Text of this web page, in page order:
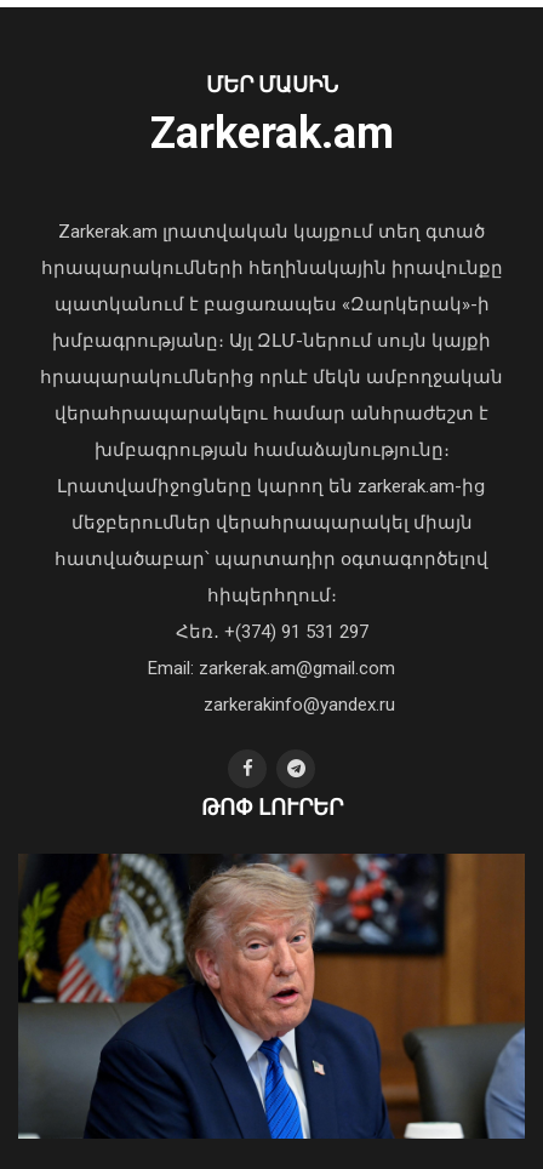
07 Օգոստոս, 2026 21:05
Փրկարարները հայտանաբերել են
մոլորված զբոսաշրջիկներին
07 Օգոստոս, 2026 21:03
Երթևեկության կազմակերպման
փոփոխություն՝ Երևանի Սայաթ-
Նովայի պողոտայում
07 Օգոստոս, 2026 20:32
«Պարտվեցինք դաժան հիվանդության
04 Օգոստոս, 2026 19:12
Վարչապետ Փաշինյանն այցելել է
«ԷԼԵՎԵՅԹ ԷՅԱՅ» արհեստական
բանականության գործարան
Ի՞նչ ուղերձ էր ոտքի չկանգնելը.
Աղաջանյանը` ընդդիմությանը
ՄԵՐ ՄԱՍԻՆ
Zarkerak.am
Zarkerak.am լրատվական կայքում տեղ գտած
հրապարակումների հեղինակային իրավունքը
պատկանում է բացառապես «Զարկերակ»-ի
խմբագրությանը։ Այլ ԶԼՄ-ներում սույն կայքի
հրապարակումներից որևէ մեկն ամբողջական
վերահրապարակելու համար անհրաժեշտ է
խմբագրության համաձայնությունը։
Լրատվամիջոցները կարող են zarkerak.am-ից
մեջբերումներ վերահրապարակել միայն
հատվածաբար՝ պարտադիր օգտագործելով
հիպերհղում։
Հեռ․ +(374) 91 531 297
Email: zarkerak.am@gmail.com
zarkerakinfo@yandex.ru
ԹՈՓ ԼՈՒՐԵՐ